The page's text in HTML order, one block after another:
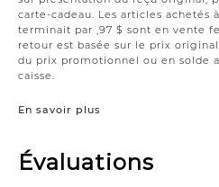
carte-cadeau. Les articles achetés
terminait par ,97 $ sont en vente
retour est basée sur le prix
du prix promotionnel ou en solde
caisse.
En savoir plus